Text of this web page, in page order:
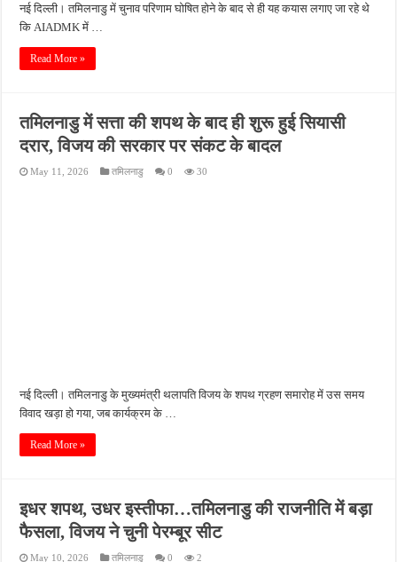
नई दिल्ली। तमिलनाडु में चुनाव परिणाम घोषित होने के बाद से ही यह कयास लगाए जा रहे थे
कि AIADMK में …
Read More »
तमिलनाडु में सत्ता की शपथ के बाद ही शुरू हुई सियासी
दरार, विजय की सरकार पर संकट के बादल
May 11, 2026 तमिलनाडु 0 30
नई दिल्ली। तमिलनाडु के मुख्यमंत्री थलापति विजय के शपथ ग्रहण समारोह में उस समय
विवाद खड़ा हो गया, जब कार्यक्रम के …
Read More »
इधर शपथ, उधर इस्तीफा…तमिलनाडु की राजनीति में बड़ा
फैसला, विजय ने चुनी पेरम्बूर सीट
May 10, 2026 तमिलनाडु 0 2